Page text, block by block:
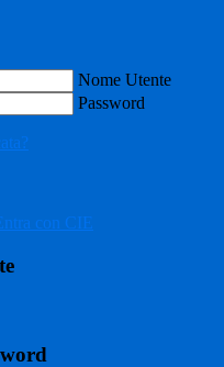
Nome Utente
Password
con CIE